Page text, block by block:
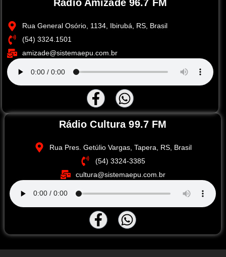
Rádio Amizade 96.7 FM
Rua General Osório, 1134, Ibirubá, RS, Brasil
(54) 3324.1501
amizade@sistemaepu.com.br
Rádio Cultura 99.7 FM
Rua Pres. Getúlio Vargas, Tapera, RS, Brasil
(54) 3324-3385
cultura@sistemaepu.com.br